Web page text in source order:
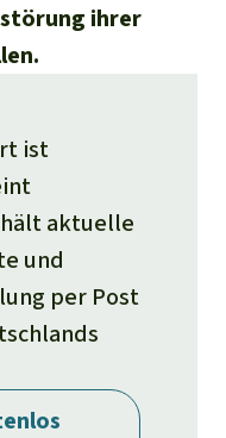
ihrer
ist
aktuelle
und
per Post